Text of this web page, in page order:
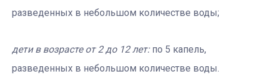
разведенных в небольшом количестве воды;
дети в возрасте от 2 до 12 лет: по 5 капель,
разведенных в небольшом количестве воды.